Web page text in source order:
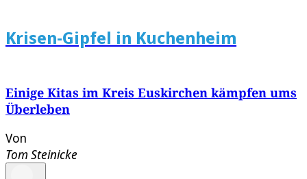
Krisen-Gipfel in Kuchenheim
Einige Kitas im Kreis Euskirchen kämpfen ums
Überleben
Von
Tom Steinicke